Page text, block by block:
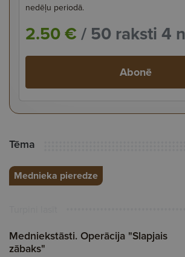
nedēļu periodā.
2.50 €/ 50 raksti 4
Abonē
Tēma
Mednieka pieredze
Medniekstāsti. Operācija "Slapjais
zābaks"